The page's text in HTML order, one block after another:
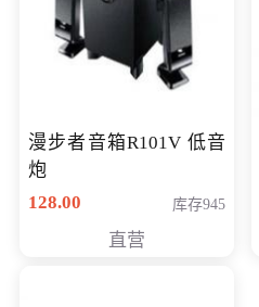
漫步者音箱R101V 低音
炮
128.00
库存945
直营